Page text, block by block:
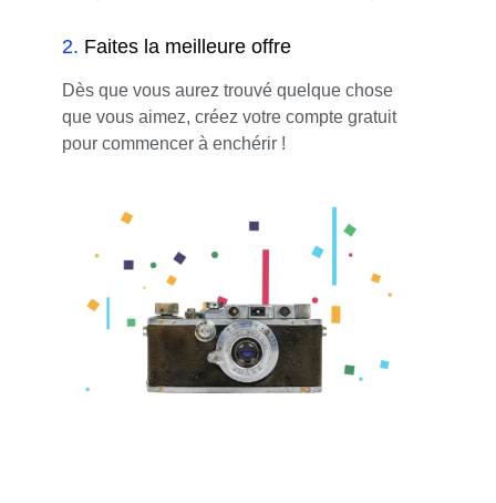
2. Faites la meilleure offre
Dès que vous aurez trouvé quelque chose
que vous aimez, créez votre compte gratuit
pour commencer à enchérir !